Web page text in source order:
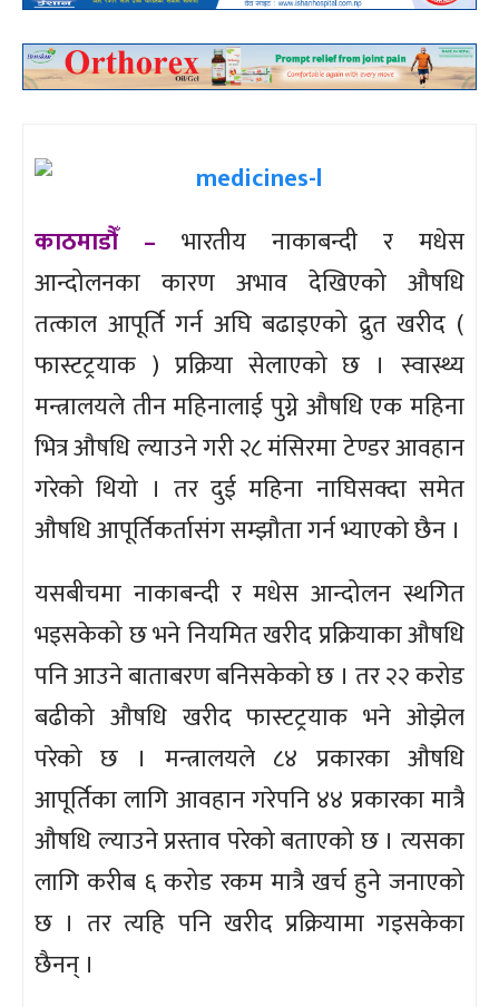
काठमाडौँ –
भारतीय नाकाबन्दी र मधेस
आन्दोलनका कारण अभाव देखिएको औषधि
तत्काल आपूर्ति गर्न अघि बढाइएको द्रुत खरीद (
फास्टट्रयाक ) प्रक्रिया सेलाएको छ । स्वास्थ्य
मन्त्रालयले तीन महिनालाई पुग्ने औषधि एक महिना
भित्र औषधि ल्याउने गरी २८ मंसिरमा टेण्डर आवहान
गरेको थियो । तर दुई महिना नाघिसक्दा समेत
औषधि आपूर्तिकर्तासंग सम्झौता गर्न भ्याएको छैन ।
यसबीचमा नाकाबन्दी र मधेस आन्दोलन स्थगित
भइसकेको छ भने नियमित खरीद प्रक्रियाका औषधि
पनि आउने बाताबरण बनिसकेको छ । तर २२ करोड
बढीको औषधि खरीद फास्टट्रयाक भने ओझेल
परेको छ । मन्त्रालयले ८४ प्रकारका औषधि
आपूर्तिका लागि आवहान गरेपनि ४४ प्रकारका मात्रै
औषधि ल्याउने प्रस्ताव परेको बताएको छ । त्यसका
लागि करीब ६ करोड रकम मात्रै खर्च हुने जनाएको
छ । तर त्यहि पनि खरीद प्रक्रियामा गइसकेका
छैनन् ।